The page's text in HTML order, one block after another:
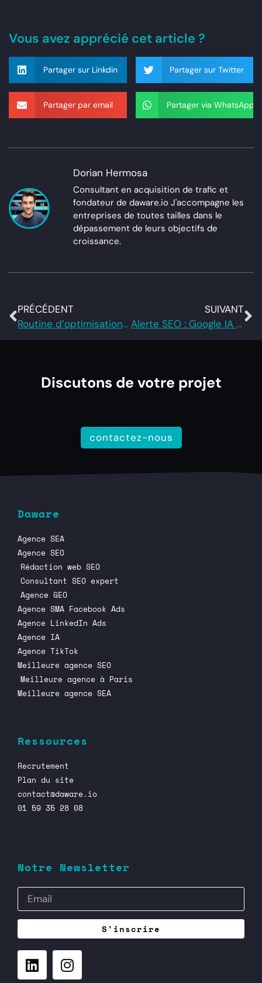
Vous avez apprécié cet article ?
Partager sur Linkdin Partager sur Twitter
Partager par email Partager via WhatsApp
Dorian Hermosa
Consultant en acquisition de trafic et
fondateur de daware.io J'accompagne les
entreprises de toutes tailles dans le
dépassement de leurs objectifs de
croissance.
PRÉCÉDENT
Routine d’optimisation Google Ads : Boostez vos Performances grâce aux conseils de nos experts
SUIVANT
Alerte SEO : Google IA pourrait tuer votre trafic (voici pourquoi)
Discutons de votre projet
contactez-nous
Daware
Agence SEA
Agence SEO
Rédaction web SEO
Consultant SEO expert
Agence GEO
Agence SMA Facebook Ads
Agence LinkedIn Ads
Agence IA
Agence TikTok
Meilleure agence SEO
Meilleure agence à Paris
Meilleure agence SEA
Ressources
Recrutement
Plan du site
contact@daware.io
01 59 35 28 08
Notre Newsletter
S'inscrire